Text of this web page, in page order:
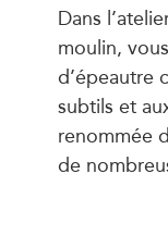
Dans
moulin,
d’épeautre
subtils et
renommée
de